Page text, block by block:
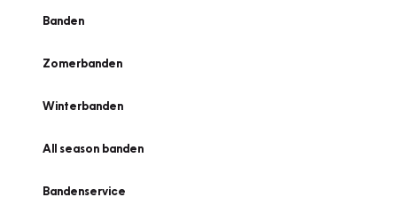
Banden
Zomerbanden
Winterbanden
All season banden
Bandenservice